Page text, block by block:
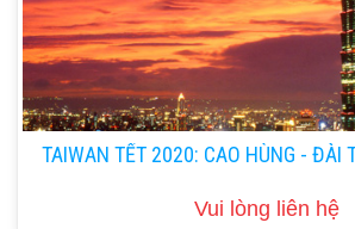
TAIWAN TẾT 2020: CAO HÙNG - ĐÀI
Vui lòng liên hệ